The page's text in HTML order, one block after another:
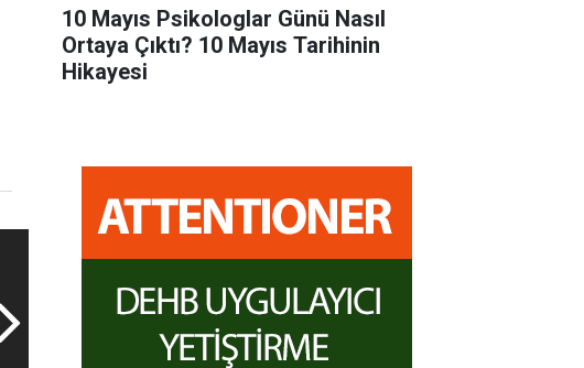
10 Mayıs Psikologlar Günü Nasıl
Ortaya Çıktı? 10 Mayıs Tarihinin
Hikayesi